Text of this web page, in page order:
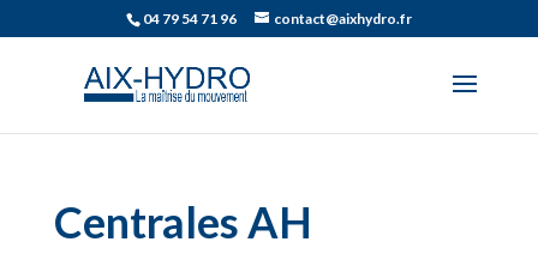
04 79 54 71 96 contact@aixhydro.fr
Centrales AH